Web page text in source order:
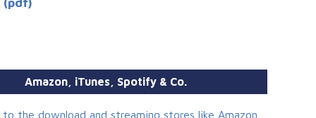
Amazon, iTunes, Spotify & Co.
the download and streaming stores like Amazon,